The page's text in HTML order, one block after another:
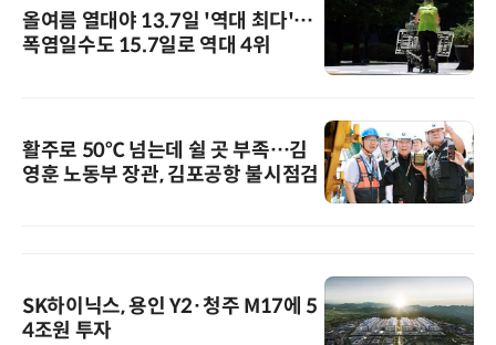
올여름 열대야 13.7일 '역대 최다'…
폭염일수도 15.7일로 역대 4위
활주로 50℃ 넘는데 쉴 곳 부족…김
영훈 노동부 장관, 김포공항 불시점검
SK하이닉스, 용인 Y2·청주 M17에 5
4조원 투자